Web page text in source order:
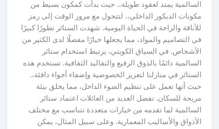
السالمية يمتد لعقود طويلة،. حيث بدأت كمكون بسيط من
مكونات الديكور الداخلي،. لتتحول مع مرور الوقت إلى رمز
للأناقة والراحة في الحياة اليومية. شهدت الستائر تطورًا كبيرًا
في التصاميم والمواد، مما يجعلها خيارًا مفضلًا لدى الكثير من
الأشخاص. في السياق الكويتي، يرتبط استخدام ستائر
السالمية دائمًا بالذوق الرفيع والتقاليد الثقافية. تستخدم هذه
الستائر في منازلنا لتعزيز الخصوصية وإضفاء أجواء دافئة،.
حيث أنها تعمل على تنظيم الضوء الداخل، مما يخلق بيئة
مريحة للسكان. تفضل العديد من العائلات اعتماد ستائر
السالمية لما تقدمه من خيارات متعددة تتناسب مع مختلف
الأذواق والأساليب المعمارية. وعلى سبيل المثال، يمكن